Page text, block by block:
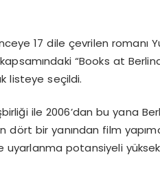
17 dile çevrilen romanı
“Books at
listeye seçildi.
ile 2006’dan bu yana
dört bir yanından film
potansiyeli